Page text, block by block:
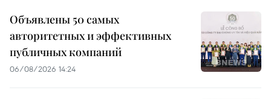
Объявлены 50 самых
авторитетных и эффективных
публичных компаний
06/08/2026 14:24